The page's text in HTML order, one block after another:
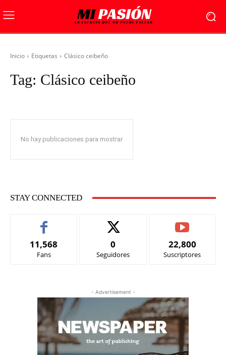
Inicio Etiquetas Clásico ceibeño
Tag: Clásico ceibeño
No hay publicaciones para mostrar
STAY CONNECTED
11,568
Fans
0
Seguidores
22,800
Suscriptores
- Advertisement -